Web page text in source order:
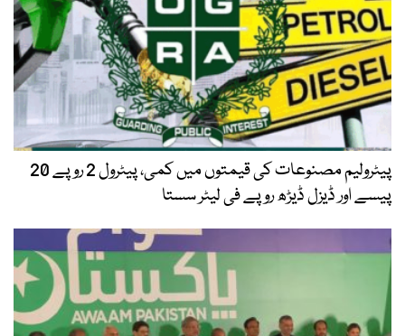
پیٹرولیم مصنوعات کی قیمتوں میں کمی، پیٹرول 2 روپے 20
پیسے اور ڈیزل ڈیڑھ روپے فی لیٹر سستا